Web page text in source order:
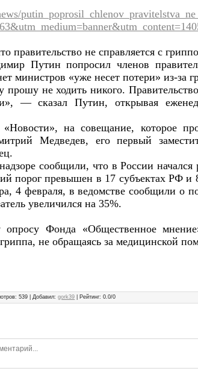
правительство не справляется с
Путин попросил членов
министров «уже несет потери» из-за
прошу не ходить никого.
— сказал Путин, открывая
на совещание, которое
Медведев, его первый
сообщили, что в России начался
порог превышен в 17 субъектах РФ и
4 февраля, в ведомстве сообщили о
увеличился на 35%.
опросу Фонда «Общественное
не обращаясь за медицинской
: 539 Добавил: gork39 Рейтинг: 0.0/0